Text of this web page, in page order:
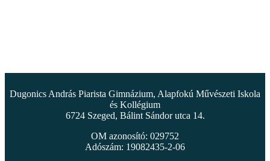
Dugonics András Piarista Gimnázium, Alapfokú Művészeti Iskola
és Kollégium
6724 Szeged, Bálint Sándor utca 14.
OM azonosító: 029752
Adószám: 19082435-2-06